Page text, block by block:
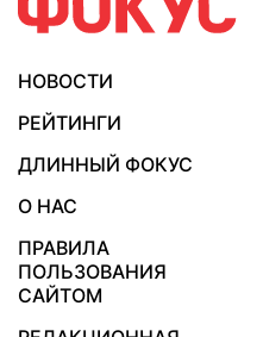
НОВОСТИ
РЕЙТИНГИ
ДЛИННЫЙ ФОКУС
О НАС
ПРАВИЛА
ПОЛЬЗОВАНИЯ
САЙТОМ